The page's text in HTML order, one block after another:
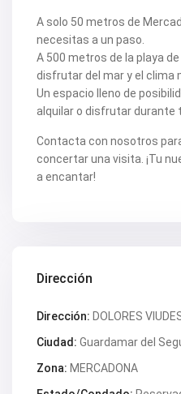
A solo 50 metros de
necesitas a un paso.
A 500 metros de la playa
disfrutar del mar y el clima
Un espacio lleno de
alquilar o disfrutar durante
Contacta con nosotros
concertar una visita. ¡Tu
a encantar!
Dirección
Dirección: DOLORES
Ciudad: Guardamar del
Zona: MERCADONA